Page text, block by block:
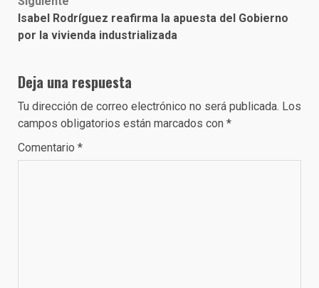
Isabel Rodríguez reafirma la apuesta del Gobierno
por la vivienda industrializada
Deja una respuesta
Tu dirección de correo electrónico no será publicada. Los
campos obligatorios están marcados con *
Comentario *